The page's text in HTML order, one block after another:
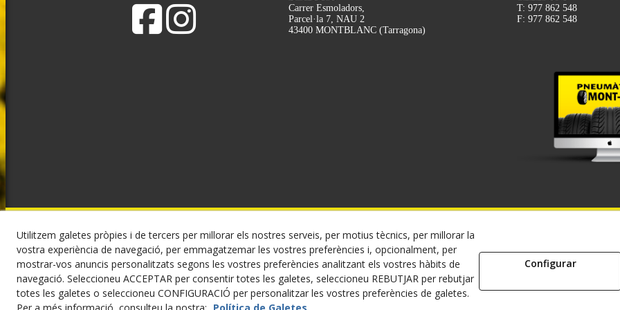
Carrer Esmoladors,
Parcel·la 7, NAU 2
43400 MONTBLANC (Tarragona)
T: 977 862 548
F: 977 862 548
© 08/2026 MONT-RODA - Tots els drets reservats.
Política de Privacitat Termes i condicions de compra Dret de desistiment
Utilitzem galetes pròpies i de tercers per millorar els nostres serveis, per motius tècnics, per millorar la
vostra experiència de navegació, per emmagatzemar les vostres preferències i, opcionalment, per
mostrar-vos anuncis personalitzats segons les vostres preferències analitzant els vostres hàbits de
navegació. Seleccioneu ACCEPTAR per consentir totes les galetes, seleccioneu REBUTJAR per rebutjar
totes les galetes o seleccioneu CONFIGURACIÓ per personalitzar les vostres preferències de galetes.
Configurar